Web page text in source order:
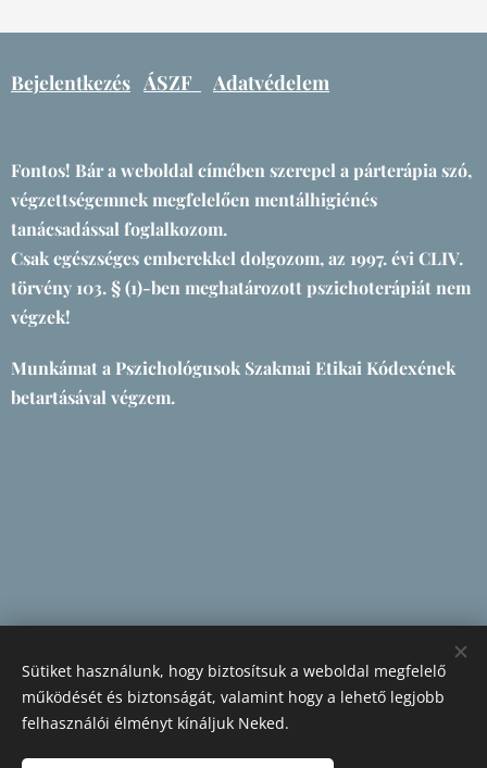
Bejelentkezés ÁSZF Adatvédelem
Fontos! Bár a weboldal címében szerepel a párterápia szó,
végzettségemnek megfelelően mentálhigiénés
tanácsadással foglalkozom.
Csak egészséges emberekkel dolgozom, az 1997. évi CLIV.
törvény 103. § (1)-ben meghatározott pszichoterápiát nem
végzek!
Munkámat a Pszichológusok Szakmai Etikai Kódexének
betartásával végzem.
Sütiket használunk, hogy biztosítsuk a weboldal megfelelő
működését és biztonságát, valamint hogy a lehető legjobb
felhasználói élményt kínáljuk Neked.